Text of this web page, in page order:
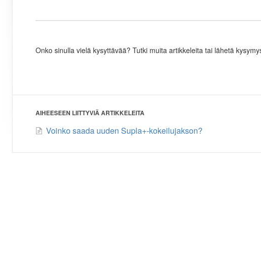
Onko sinulla vielä kysyttävää? Tutki muita artikkeleita tai lähetä
AIHEESEEN LIITTYVIÄ ARTIKKELEITA
Voinko saada uuden Supla+-kokeilujakson?